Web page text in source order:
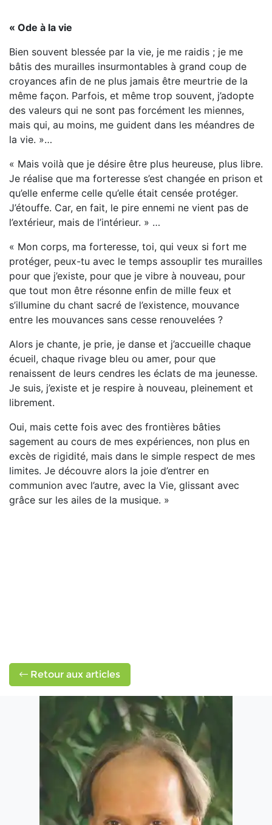
« Ode à la vie
Bien souvent blessée par la vie, je me raidis ; je me
bâtis des murailles insurmontables à grand coup de
croyances afin de ne plus jamais être meurtrie de la
même façon. Parfois, et même trop souvent, j’adopte
des valeurs qui ne sont pas forcément les miennes,
mais qui, au moins, me guident dans les méandres de
la vie. »…
« Mais voilà que je désire être plus heureuse, plus libre.
Je réalise que ma forteresse s’est changée en prison et
qu’elle enferme celle qu’elle était censée protéger.
J’étouffe. Car, en fait, le pire ennemi ne vient pas de
l’extérieur, mais de l’intérieur. » …
« Mon corps, ma forteresse, toi, qui veux si fort me
protéger, peux-tu avec le temps assouplir tes murailles
pour que j’existe, pour que je vibre à nouveau, pour
que tout mon être résonne enfin de mille feux et
s’illumine du chant sacré de l’existence, mouvance
entre les mouvances sans cesse renouvelées ?
Alors je chante, je prie, je danse et j’accueille chaque
écueil, chaque rivage bleu ou amer, pour que
renaissent de leurs cendres les éclats de ma jeunesse.
Je suis, j’existe et je respire à nouveau, pleinement et
librement.
Oui, mais cette fois avec des frontières bâties
sagement au cours de mes expériences, non plus en
excès de rigidité, mais dans le simple respect de mes
limites. Je découvre alors la joie d’entrer en
communion avec l’autre, avec la Vie, glissant avec
grâce sur les ailes de la musique. »
Retour aux articles